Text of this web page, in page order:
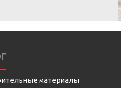
материалы